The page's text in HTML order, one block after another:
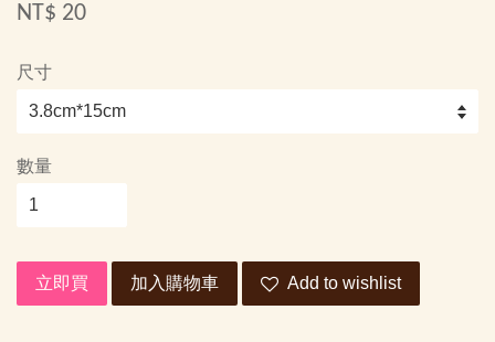
NT$ 20
尺寸
數量
立即買 加入購物車 Add to wishlist